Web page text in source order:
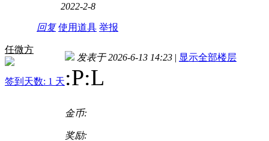
2022-2-8
回复 使用道具 举报
任微方
签到天数: 1 天
发表于 2026-6-13 14:23 | 显示全部楼层
:P:L
金币:
奖励: